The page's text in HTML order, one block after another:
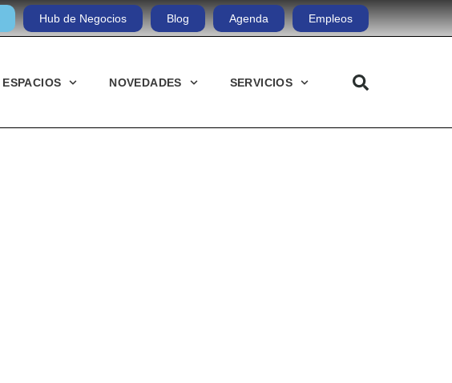
Hub de Negocios Blog Agenda Empleos
ESPACIOS NOVEDADES SERVICIOS